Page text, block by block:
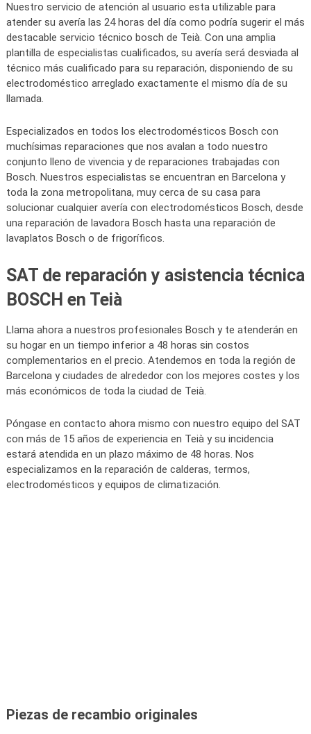
Nuestro servicio de atención al usuario esta utilizable para
atender su avería las 24 horas del día como podría sugerir el más
destacable servicio técnico bosch de Teià. Con una amplia
plantilla de especialistas cualificados, su avería será desviada al
técnico más cualificado para su reparación, disponiendo de su
electrodoméstico arreglado exactamente el mismo día de su
llamada.
Especializados en todos los electrodomésticos Bosch con
muchísimas reparaciones que nos avalan a todo nuestro
conjunto lleno de vivencia y de reparaciones trabajadas con
Bosch. Nuestros especialistas se encuentran en Barcelona y
toda la zona metropolitana, muy cerca de su casa para
solucionar cualquier avería con electrodomésticos Bosch, desde
una reparación de lavadora Bosch hasta una reparación de
lavaplatos Bosch o de frigoríficos.
SAT de reparación y asistencia técnica
BOSCH en Teià
Llama ahora a nuestros profesionales Bosch y te atenderán en
su hogar en un tiempo inferior a 48 horas sin costos
complementarios en el precio. Atendemos en toda la región de
Barcelona y ciudades de alrededor con los mejores costes y los
más económicos de toda la ciudad de Teià.
Póngase en contacto ahora mismo con nuestro equipo del SAT
con más de 15 años de experiencia en Teià y su incidencia
estará atendida en un plazo máximo de 48 horas. Nos
especializamos en la reparación de calderas, termos,
electrodomésticos y equipos de climatización.
Piezas de recambio originales